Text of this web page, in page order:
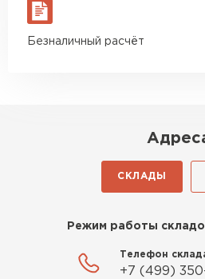
Безналичный расчёт
СКЛАДЫ
Режим работы
Телефон
+7 (499)